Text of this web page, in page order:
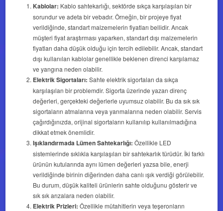
Kablolar: Kablo sahtekarlığı, sektörde sıkça karşılaşılan bir
sorundur ve adeta bir vebadır. Örneğin, bir projeye fiyat
verildiğinde, standart malzemelerin fiyatları bellidir. Ancak
müşteri fiyat araştırması yaparken, standart dışı malzemelerin
fiyatları daha düşük olduğu için tercih edilebilir. Ancak, standart
dışı kullanılan kablolar genellikle beklenen direnci karşılamaz
ve yangına neden olabilir.
Elektrik Sigortaları: Sahte elektrik sigortaları da sıkça
karşılaşılan bir problemdir. Sigorta üzerinde yazan direnç
değerleri, gerçekteki değerlerle uyumsuz olabilir. Bu da sık sık
sigortaların atmalarına veya yanmalarına neden olabilir. Servis
çağırdığınızda, orijinal sigortaların kullanılıp kullanılmadığına
dikkat etmek önemlidir.
Işıklandırmada Lümen Sahtekarlığı: Özellikle LED
sistemlerinde sıklıkla karşılaşılan bir sahtekarlık türüdür. İki farklı
ürünün kutularında aynı lümen değerleri yazsa bile, enerji
verildiğinde birinin diğerinden daha canlı ışık verdiği görülebilir.
Bu durum, düşük kaliteli ürünlerin sahte olduğunu gösterir ve
sık sık arızalara neden olabilir.
Elektrik Prizleri: Özellikle mütahitlerin veya teşeronların